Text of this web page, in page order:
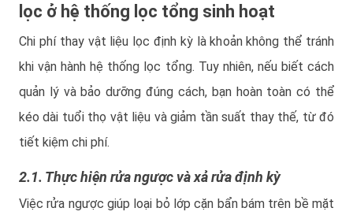
lọc ở hệ thống lọc tổng sinh hoạt
Chi phí thay vật liệu lọc định kỳ là khoản không thể tránh
khi vận hành hệ thống lọc tổng. Tuy nhiên, nếu biết cách
quản lý và bảo dưỡng đúng cách, bạn hoàn toàn có thể
kéo dài tuổi thọ vật liệu và giảm tần suất thay thế, từ đó
tiết kiệm chi phí.
2.1. Thực hiện rửa ngược và xả rửa định kỳ
Việc rửa ngược giúp loại bỏ lớp cặn bẩn bám trên bề mặt